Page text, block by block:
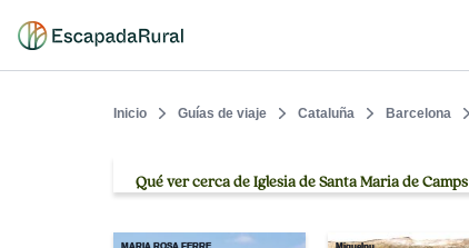
Inicio Guías de viaje Cataluña Barcelona
Qué ver cerca de Iglesia de Santa Maria de Camps